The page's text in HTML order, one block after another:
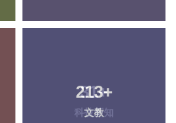
213+
文教